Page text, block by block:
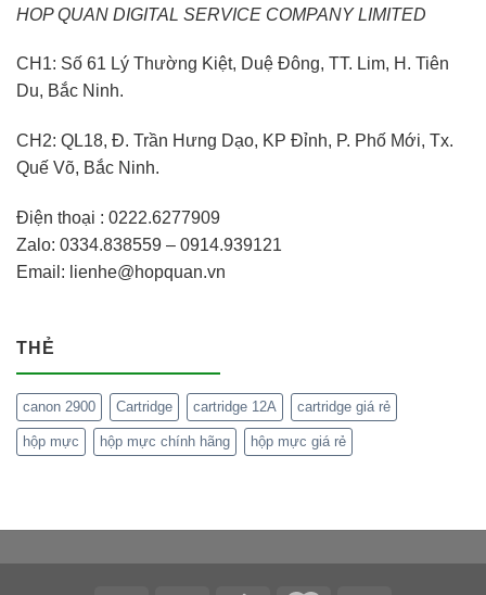
HOP QUAN DIGITAL SERVICE COMPANY LIMITED
CH1: Số 61 Lý Thường Kiệt, Duệ Đông, TT. Lim, H. Tiên
Du, Bắc Ninh.
CH2: QL18, Đ. Trần Hưng Dạo, KP Đỉnh, P. Phố Mới, Tx.
Quế Võ, Bắc Ninh.
Điện thoại : 0222.6277909
Zalo: 0334.838559 – 0914.939121
Email: lienhe@hopquan.vn
THẺ
canon 2900 Cartridge cartridge 12A cartridge giá rẻ
hộp mực hộp mực chính hãng hộp mực giá rẻ